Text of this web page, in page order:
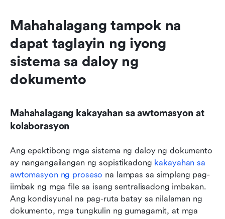
Mahahalagang tampok na
dapat taglayin ng iyong
sistema sa daloy ng
dokumento
Mahahalagang kakayahan sa awtomasyon at
kolaborasyon
Ang epektibong mga sistema ng daloy ng dokumento
ay nangangailangan ng sopistikadong kakayahan sa
awtomasyon ng proseso na lampas sa simpleng pag-
iimbak ng mga file sa isang sentralisadong imbakan.
Ang kondisyunal na pag-ruta batay sa nilalaman ng
dokumento, mga tungkulin ng gumagamit, at mga